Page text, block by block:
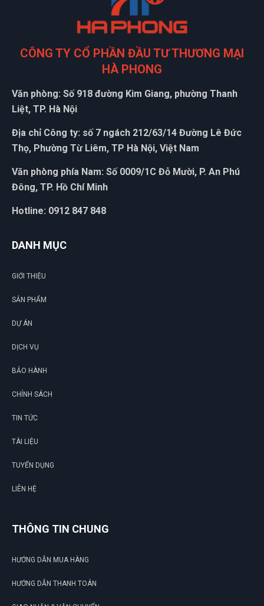
Ngọc Thanh Bùi
(Đánh giá 1 năm trước)
TQ
Thái Quý
(Đánh giá 1 năm trước)
giá quá hợp lý, rẻ nhất từ trước đến giờ khi mua
(Đánh giá 1 năm trước)
Ở đây săn sale thích cực, mấy mẫu mới về liên tục
Sản phẩm đúng đẹp và chất lượng
CÔNG TY CỔ PHẦN ĐẦU TƯ THƯƠNG MẠI
HÀ PHONG
Văn phòng: Số 918 đường Kim Giang, phường Thanh
Liệt, TP. Hà Nội
Địa chỉ Công ty: số 7 ngách 212/63/14 Đường Lê Đức
Thọ, Phường Từ Liêm, TP Hà Nội, Việt Nam
Văn phòng phía Nam: Số 0009/1C Đỗ Mười, P. An Phú
Đông, TP. Hồ Chí Minh
Hotline: 0912 847 848
DANH MỤC
GIỚI THIỆU
SẢN PHẨM
DỰ ÁN
DỊCH VỤ
BẢO HÀNH
CHÍNH SÁCH
TIN TỨC
TÀI LIỆU
TUYỂN DỤNG
LIÊN HỆ
THÔNG TIN CHUNG
HƯỚNG DẪN MUA HÀNG
HƯỚNG DẪN THANH TOÁN